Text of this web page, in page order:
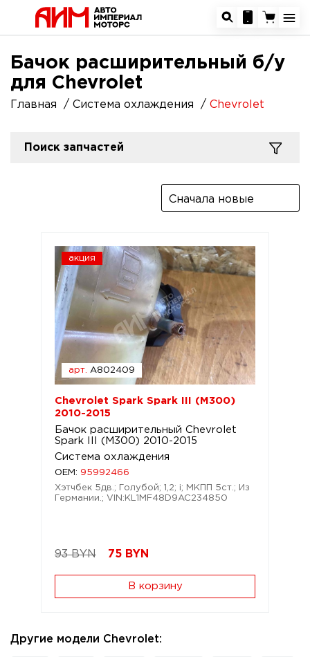
Бачок расширительный б/у
для Chevrolet
Главная Система охлаждения Chevrolet
Поиск запчастей
Сначала новые
акция
арт. A802409
Chevrolet Spark Spark III (M300)
2010-2015
Бачок расширительный Chevrolet
Spark III (M300) 2010-2015
Система охлаждения
OEM: 95992466
Хэтчбек 5дв.; Голубой; 1,2; i; МКПП 5ст.; Из
Германии.; VIN:KL1MF48D9AC234850
93 BYN 75 BYN
В корзину
Другие модели Chevrolet: